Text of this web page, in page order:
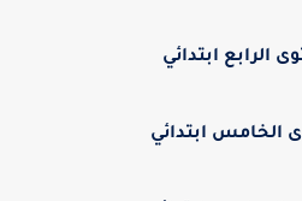
الرابع ابتدائي
الخامس ابتدائي